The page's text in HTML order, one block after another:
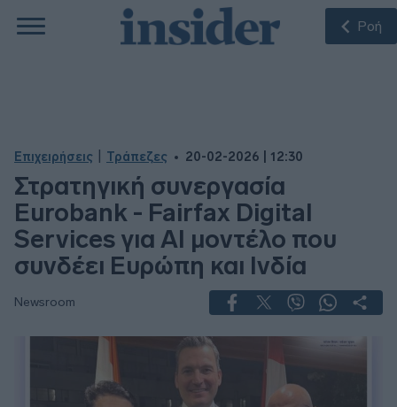
Ροή
Επιχειρήσεις Τράπεζες 20-02-2026 | 12:30
Στρατηγική συνεργασία
Eurobank - Fairfax Digital
Services για ΑΙ μοντέλο που
συνδέει Ευρώπη και Ινδία
Newsroom